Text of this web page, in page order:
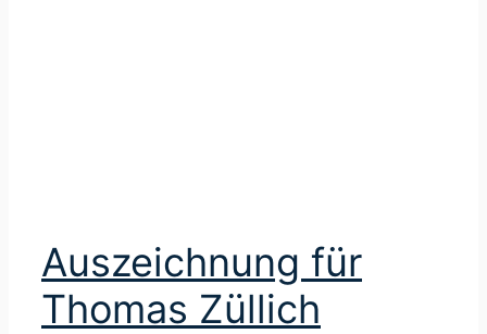
Auszeichnung für
Thomas Züllich